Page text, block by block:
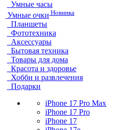
Умные часы
Умные очки Новинка
Планшеты
Фототехника
Аксессуары
Бытовая техника
Товары для дома
Красота и здоровье
Хобби и развлечения
Подарки
iPhone 17 Pro Max
iPhone 17 Pro
iPhone 17